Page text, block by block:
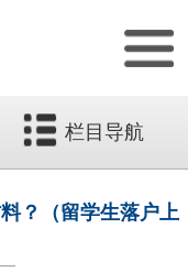
栏目导航
？（留学生落户上